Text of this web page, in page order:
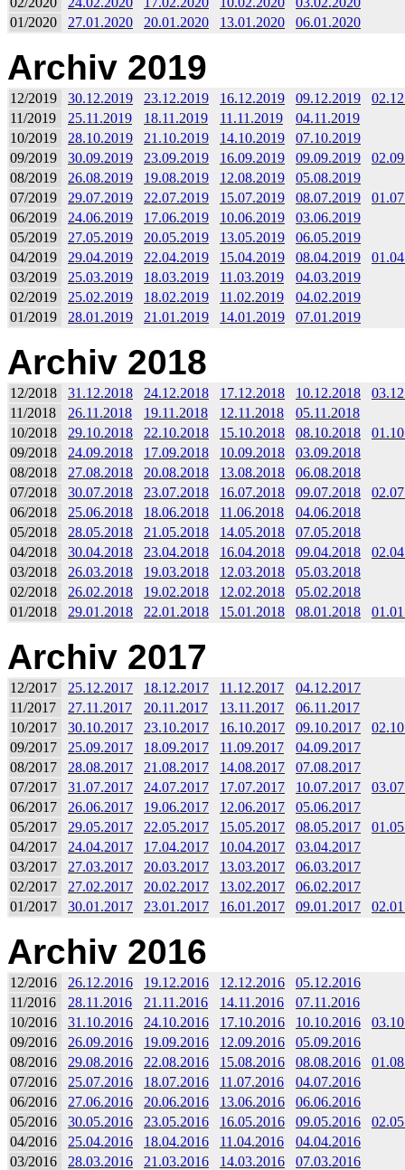
01/2020
27.01.2020 20.01.2020 13.01.2020 06.01.2020
Archiv 2019
12/2019 30.12.2019 23.12.2019 16.12.2019 09.12.2019
11/2019
25.11.2019 18.11.2019 11.11.2019
04.11.2019
10/2019
28.10.2019 21.10.2019 14.10.2019
07.10.2019
09/2019
30.09.2019 23.09.2019 16.09.2019 09.09.2019
08/2019
26.08.2019 19.08.2019 12.08.2019
05.08.2019
07/2019
29.07.2019 22.07.2019 15.07.2019 08.07.2019
06/2019
24.06.2019 17.06.2019 10.06.2019
03.06.2019
05/2019
27.05.2019 20.05.2019 13.05.2019
06.05.2019
04/2019
29.04.2019 22.04.2019 15.04.2019 08.04.2019
03/2019
25.03.2019 18.03.2019 11.03.2019
04.03.2019
02/2019
25.02.2019 18.02.2019 11.02.2019
04.02.2019
01/2019
28.01.2019 21.01.2019 14.01.2019 07.01.2019
Archiv 2018
12/2018 31.12.2018 24.12.2018 17.12.2018 10.12.2018
11/2018
26.11.2018 19.11.2018 12.11.2018
05.11.2018
10/2018
29.10.2018 22.10.2018 15.10.2018 08.10.2018
09/2018
24.09.2018 17.09.2018 10.09.2018
03.09.2018
08/2018
27.08.2018 20.08.2018 13.08.2018
06.08.2018
07/2018
30.07.2018 23.07.2018 16.07.2018 09.07.2018
06/2018
25.06.2018 18.06.2018 11.06.2018
04.06.2018
05/2018
28.05.2018 21.05.2018 14.05.2018
07.05.2018
04/2018
30.04.2018 23.04.2018 16.04.2018 09.04.2018
03/2018
26.03.2018 19.03.2018 12.03.2018
05.03.2018
02/2018
26.02.2018 19.02.2018 12.02.2018
05.02.2018
01/2018
29.01.2018 22.01.2018 15.01.2018 08.01.2018
Archiv 2017
12/2017 25.12.2017 18.12.2017 11.12.2017
04.12.2017
11/2017
27.11.2017 20.11.2017 13.11.2017
06.11.2017
10/2017
30.10.2017 23.10.2017 16.10.2017 09.10.2017
09/2017
25.09.2017 18.09.2017 11.09.2017
04.09.2017
08/2017
28.08.2017 21.08.2017 14.08.2017
07.08.2017
07/2017
31.07.2017 24.07.2017 17.07.2017 10.07.2017
06/2017
26.06.2017 19.06.2017 12.06.2017
05.06.2017
05/2017
29.05.2017 22.05.2017 15.05.2017 08.05.2017
04/2017
24.04.2017 17.04.2017 10.04.2017
03.04.2017
03/2017
27.03.2017 20.03.2017 13.03.2017
06.03.2017
02/2017
27.02.2017 20.02.2017 13.02.2017
06.02.2017
01/2017
30.01.2017 23.01.2017 16.01.2017 09.01.2017
Archiv 2016
12/2016 26.12.2016 19.12.2016 12.12.2016
05.12.2016
11/2016
28.11.2016 21.11.2016 14.11.2016
07.11.2016
10/2016
31.10.2016 24.10.2016 17.10.2016 10.10.2016
09/2016
26.09.2016 19.09.2016 12.09.2016
05.09.2016
08/2016
29.08.2016 22.08.2016 15.08.2016 08.08.2016
07/2016
25.07.2016 18.07.2016 11.07.2016
04.07.2016
06/2016
27.06.2016 20.06.2016 13.06.2016
06.06.2016
05/2016
30.05.2016 23.05.2016 16.05.2016 09.05.2016
04/2016
25.04.2016 18.04.2016 11.04.2016
04.04.2016
03/2016
28.03.2016 21.03.2016 14.03.2016
07.03.2016